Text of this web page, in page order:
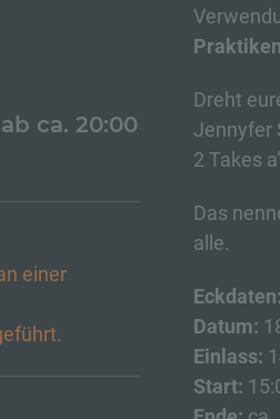
ca. 20:00
einer
Dreht
Jennyfer
2 Takes
Das
alle.
Eckdaten:
Datum:
Einlass:
Start:
Daten, die darin besteht,
Daten verwendet werden,
die sich auf eine natürliche
um Aspekte bezüglich
Lage, Gesundheit, persönlicher
zu analysieren oder
ist die Verarbeitung
auf welche die
zugeordnet werden können,
Informationen gesondert